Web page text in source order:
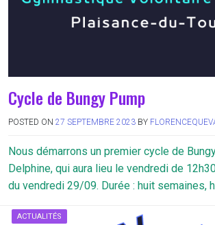
Cycle de Bungy Pump
POSTED ON 27 SEPTEMBRE 2023 BY
Nous démarrons un premier cycle de
Delphine, qui aura lieu le vendredi de
du vendredi 29/09. Durée : huit semaines,
ACTUALITÉS